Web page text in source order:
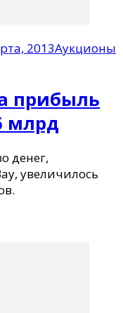
2013Аукционы
прибыль
млрд
денег,
увеличилось